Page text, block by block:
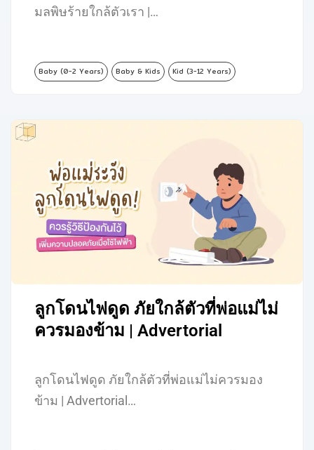
มลพิษร้ายใกล้ตัวเรา |…
Baby (0-2 Years) Baby & Kids Kid (3-12 Years)
ลูกโดนไฟดูด ภัยใกล้ตัวที่พ่อแม่ไม่
ควรมองข้าม | Advertorial
ลูกโดนไฟดูด ภัยใกล้ตัวที่พ่อแม่ไม่ควรมอง
ข้าม | Advertorial…